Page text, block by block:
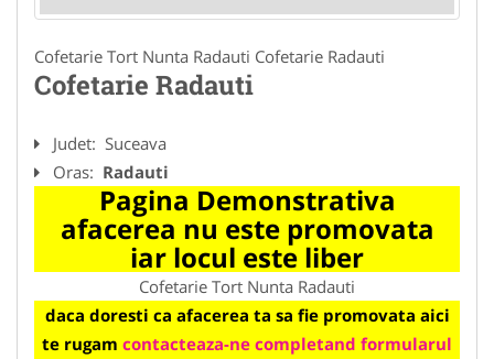
Cofetarie Tort Nunta Radauti Cofetarie Radauti
Cofetarie Radauti
Judet: Suceava
Oras: Radauti
Pagina Demonstrativa
afacerea nu este promovata
iar locul este liber
Cofetarie Tort Nunta Radauti
daca doresti ca afacerea ta sa fie promovata aici
te rugam contacteaza-ne completand formularul